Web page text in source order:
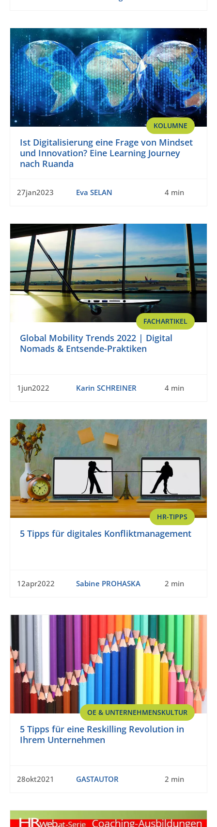
KOLUMNE
Ist Digitalisierung eine Frage von Mindset
und Innovation? Eine Learning Journey
nach Ruanda
27jan2023 Eva SELAN 4 min
FACHARTIKEL
Global Mobility Trends 2022 | Digital
Nomads & Entsende-Praktiken
1jun2022 Karin SCHREINER 4 min
HR-TIPPS
5 Tipps für digitales Konfliktmanagement
12apr2022 Sabine PROHASKA 2 min
OE & UNTERNEHMENSKULTUR
5 Tipps für eine Reskilling Revolution in
Ihrem Unternehmen
28okt2021 GASTAUTOR 2 min